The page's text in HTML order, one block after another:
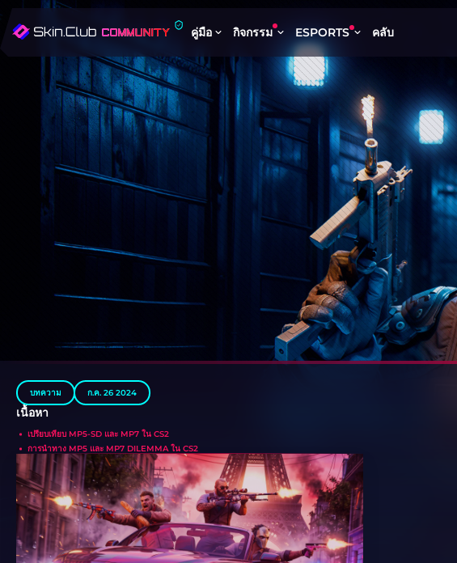
คู่มือ กิจกรรม ESPORTS คลับ
บทความ ก.ค. 26 2024
เนื้อหา
เปรียบเทียบ MP5-SD และ MP7 ใน CS2
การนำทาง MP5 และ MP7 DILEMMA ใน CS2